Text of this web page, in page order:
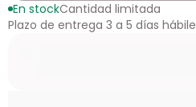
En stockCantidad limitada
Plazo de entrega 3 a 5 días